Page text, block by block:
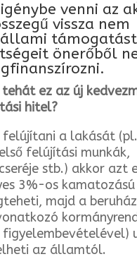
venni az
vissza nem
önerőből
ez az új
hitel?
felújítani a lakását (pl.
felújítási munkák,
stb.) akkor azt
3%-os kamatozású
majd a
figyelembevételével)
az államtól.